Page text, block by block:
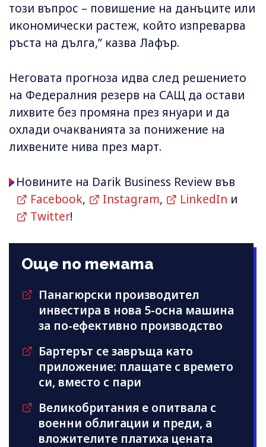
този въпрос – повишение на данъците или
икономически растеж, който изпреварва
ръста на дълга,” казва Лафър.
Неговата прогноза идва след решението
на Федералния резерв на САЩ да остави
лихвите без промяна през януари и да
охлади очакванията за понижение на
лихвените нива през март.
Новините на Darik Business Review във
Facebook, Instagram, LinkedIn и
Twitter!
Още по темата
Панагюрски производител
инвестира в нова 5-осна машина
за по-ефективно производство
Бартерът се завръща като
приложение: плащате с времето
си, вместо с пари
Великобритания е опитвала с
военни облигации и преди, а
вложителите платиха цената